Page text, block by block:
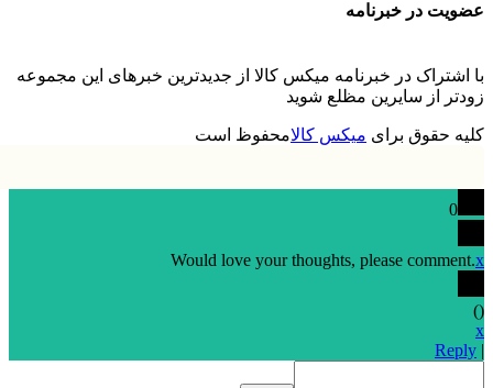
عضویت در خبرنامه
با اشتراک در خبرنامه میکس کالا از جدیدترین خبرهای این مجموعه
زودتر از سایرین مظلع شوید
کلیه حقوق برای میکس کالامحفوظ است
0
Would love your thoughts, please comment.x
(
)
x
|
Reply